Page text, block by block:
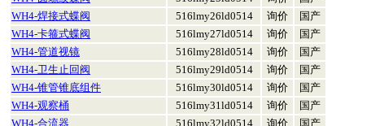
WH4-焊接式蝶阀
516lmy26ld0514 询价
国产
WH4-卡箍式蝶阀
516lmy27ld0514 询价
国产
WH4-管道视镜
516lmy28ld0514 询价
国产
WH4-卫生止回阀
516lmy29ld0514 询价
国产
WH4-锥管锥底组件
516lmy30ld0514 询价
国产
WH4-观察桶
516lmy31ld0514 询价
国产
WH4-合流器
516lmy32ld0514 询价 国产